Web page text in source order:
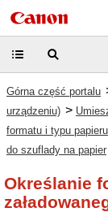
Górna część portalu
urządzeniu) >
formatu i typu papieru
do szuflady na papier
Określanie